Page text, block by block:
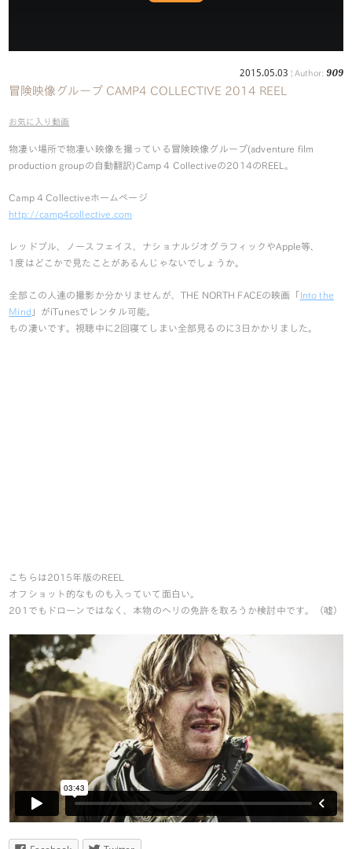
2015.05.03 | Author: 909
冒険映像グループ CAMP4 COLLECTIVE 2014 REEL
お気に入り動画
物凄い場所で物凄い映像を撮っている冒険映像グループ(adventure film
production groupの自動翻訳)Camp 4 Collectiveの2014のREEL。
Camp 4 Collectiveホームページ
http://camp4collective.com
レッドブル、ノースフェイス、ナショナルジオグラフィックやApple等、
1度はどこかで見たことがあるんじゃないでしょうか。
全部この人達の撮影か分かりませんが、THE NORTH FACEの映画「
Into the
Mind 」がiTunesでレンタル可能。
もの凄いです。視聴中に2回寝てしまい全部見るのに3日かかりました。
こちらは2015年版のREEL
オフショット的なものも入っていて面白い。
201でもドローンではなく、本物のヘリの免許を取ろうか検討中です。（嘘）